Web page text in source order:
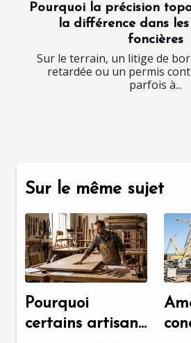
Pourquoi la précision
la différence dans
foncières
Sur le terrain, un litige de
retardée ou un permis
parfois à...
Sur le même sujet
Pourquoi
certains artisans